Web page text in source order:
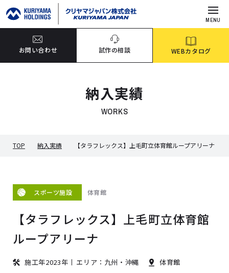
MENU
お問い合わせ 試作の相談 WEBカタログ
納入実績
WORKS
TOP 納入実績 【タラフレックス】上毛町立体育館ループアリーナ
スポーツ施設 体育館
【タラフレックス】上毛町立体育館
ループアリーナ
施工年2023年 エリア：九州・沖縄 体育館